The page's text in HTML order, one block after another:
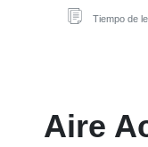
Tiempo de
Aire